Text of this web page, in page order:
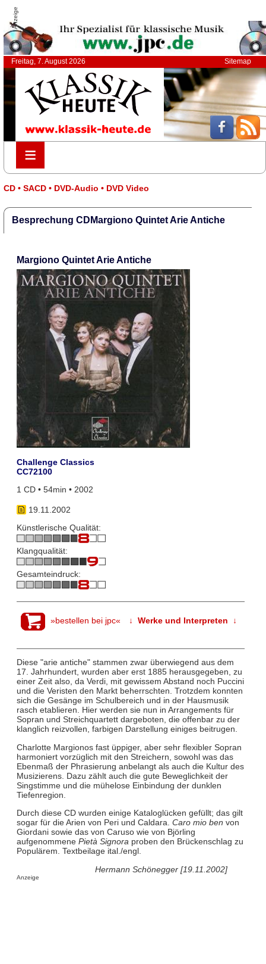
Anzeige
Freitag, 7. August 2026 Sitemap
≡
≡
CD • SACD • DVD-Audio • DVD Video
Besprechung CDMargiono Quintet Arie Antiche
Margiono Quintet Arie Antiche
Challenge Classics
CC72100
1 CD • 54min • 2002
19.11.2002
Künstlerische Qualität:
Klangqualität:
Gesamteindruck:
»bestellen bei jpc« ↓ Werke und Interpreten ↓
Diese "arie antiche" stammen zwar überwiegend aus dem
17. Jahrhundert, wurden aber erst 1885 herausgegeben, zu
einer Zeit also, da Verdi, mit gewissem Abstand noch Puccini
und die Veristen den Markt beherrschten. Trotzdem konnten
sich die Gesänge im Schulbereich und in der Hausmusik
rasch etablieren. Hier werden sie nun in Arrangements für
Sopran und Streichquartett dargeboten, die offenbar zu der
klanglich reizvollen, farbigen Darstellung einiges beitrugen.
Charlotte Margionos fast üppiger, aber sehr flexibler Sopran
harmoniert vorzüglich mit den Streichern, sowohl was das
Ebenmaß der Phrasierung anbelangt als auch die Kultur des
Musizierens. Dazu zählt auch die gute Beweglichkeit der
Singstimme und die mühelose Einbindung der dunklen
Tiefenregion.
Durch diese CD wurden einige Kataloglücken gefüllt; das gilt
sogar für die Arien von Peri und Caldara. Caro mio ben von
Giordani sowie das von Caruso wie von Björling
aufgenommene Pietà Signora proben den Brückenschlag zu
Populärem. Textbeilage ital./engl.
Hermann Schönegger [19.11.2002]
Anzeige